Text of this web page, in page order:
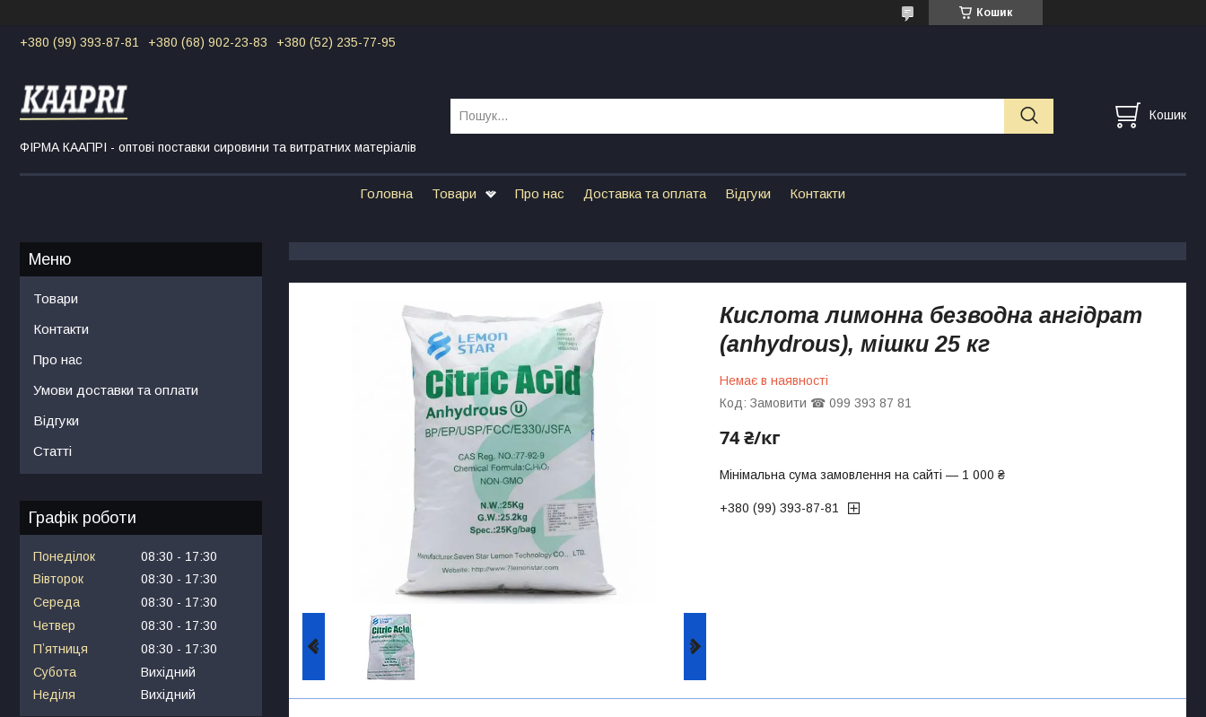
Кошик
+380 (99) 393-87-81 +380 (68) 902-23-83 +380 (52) 235-77-95
ФІРМА КААПРІ - оптові поставки сировини та витратних матеріалів
Кошик
Головна Товари Про нас Доставка та оплата Відгуки Контакти
Кислота лимонна безводна ангідрат
(anhydrous), мішки 25 кг
Немає в наявності
Код: Замовити ☎ 099 393 87 81
74 ₴/кг
Мінімальна сума замовлення на сайті — 1 000 ₴
+380 (99) 393-87-81
Товари
Контакти
Про нас
Умови доставки та оплати
Відгуки
Статті
Графік роботи
Понеділок 08:30
17:30
Вівторок
08:30
17:30
Середа
08:30
17:30
Четвер
08:30
17:30
Пʼятниця
08:30
17:30
Субота
Вихідний
Неділя
Вихідний